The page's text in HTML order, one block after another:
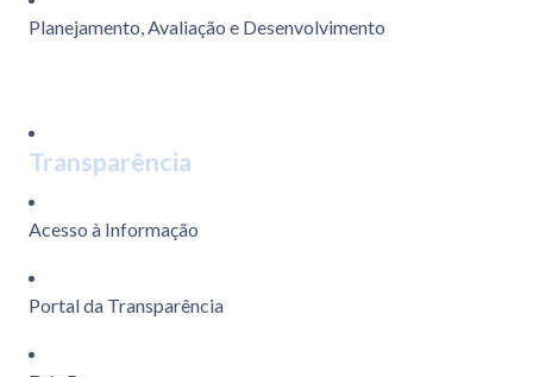
Planejamento, Avaliação e Desenvolvimento
Transparência
Acesso à Informação
Portal da Transparência